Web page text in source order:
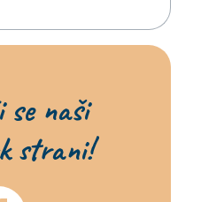
se naši
strani!